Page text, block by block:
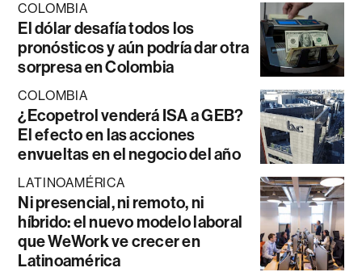
COLOMBIA
El dólar desafía todos los
pronósticos y aún podría dar otra
sorpresa en Colombia
COLOMBIA
¿Ecopetrol venderá ISA a GEB?
El efecto en las acciones
envueltas en el negocio del año
LATINOAMÉRICA
Ni presencial, ni remoto, ni
híbrido: el nuevo modelo laboral
que WeWork ve crecer en
Latinoamérica